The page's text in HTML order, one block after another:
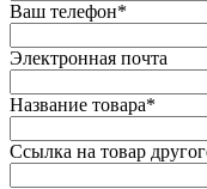
Ваш телефон*
Электронная почта
Название товара*
Ссылка на товар